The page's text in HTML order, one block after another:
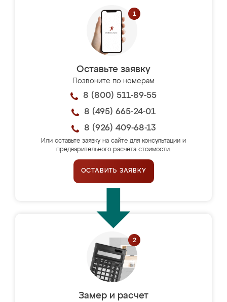
Оставьте заявку
Позвоните по номерам
8 (800) 511-89-55
8 (495) 665-24-01
8 (926) 409-68-13
Или оставьте заявку на сайте для консультации и
предварительного расчёта стоимости.
ОСТАВИТЬ ЗАЯВКУ
Замер и расчет